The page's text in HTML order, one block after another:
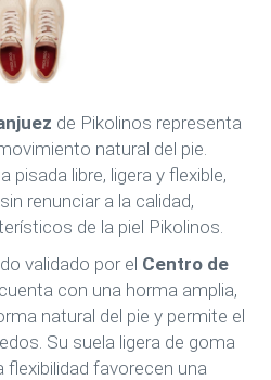
de Pikolinos representa
natural del pie.
pisada libre, ligera y flexible,
renunciar a la calidad,
de la piel Pikolinos.
validado por el Centro de
con una horma amplia,
natural del pie y permite el
Su suela ligera de goma
flexibilidad favorecen una